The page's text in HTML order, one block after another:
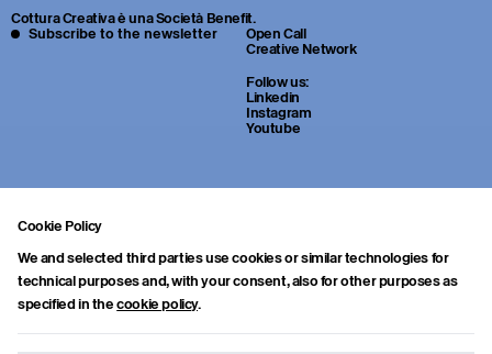
Cookie Policy
We and selected third parties use cookies or similar technologies for
technical purposes and, with your consent, also for other purposes as
specified in thecookie policy.
Cottura Creativa è una Società Benefit.
portfolio, CV e una breve lettera di presentazione a:
Open Call
Creative Network
Follow us:
Linkedin
Instagram
Youtube
Subscribe to the newsletter